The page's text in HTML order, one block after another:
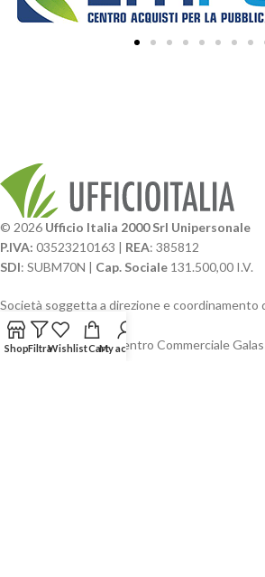
© 2026 Ufficio Italia 2000 Srl Unipersonale
P.IVA: 03523210163 | REA: 385812
SDI: SUBM70N | Cap. Sociale 131.500,00 I.V.
Società soggetta a direzione e coordinamento
Holding srl
Via A. Ponti n. 4 – Centro Commerciale
ShopFiltraWishlistCartMy account